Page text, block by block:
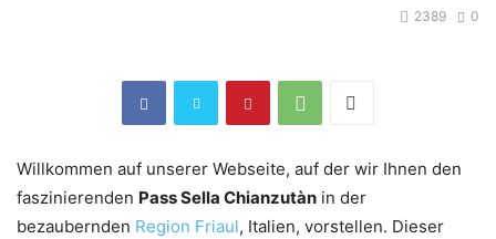
0
2389
Willkommen auf unserer Webseite, auf der wir Ihnen den
faszinierenden Pass Sella Chianzutàn in der
bezaubernden Region Friaul, Italien, vorstellen. Dieser